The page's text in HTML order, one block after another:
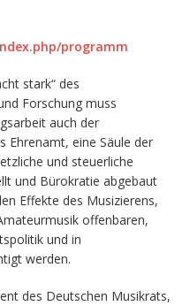
programm
stark“ des
Forschung muss
auch der
Ehrenamt, eine Säule der
und steuerliche
und Bürokratie abgebaut
Effekte des Musizierens,
offenbaren,
und in
werden.
des Deutschen Musikrats,